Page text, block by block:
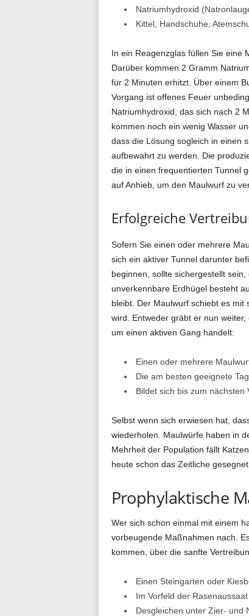
Natriumhydroxid
Kittel, Handschuhe,
In ein Reagenzglas füllen Sie eine
Darüber kommen 2 Gramm
für 2 Minuten erhitzt. Über einem
Vorgang ist offenes Feuer
Natriumhydroxid, das sich nach 2
kommen noch ein wenig Wasser
dass die Lösung sogleich in einen
aufbewahrt zu werden. Die
die in einen frequentierten Tunnel
auf Anhieb, um den Maulwurf zu
Erfolgreiche
Sofern Sie einen oder mehrere
sich ein aktiver Tunnel darunter
beginnen, sollte sichergestellt
unverkennbare Erdhügel besteht
bleibt. Der Maulwurf schiebt es mit
wird. Entweder gräbt er nun
um einen aktiven Gang handelt:
Einen oder mehrere
Die am besten geeignete
Bildet sich bis zum
Selbst wenn sich erwiesen hat,
wiederholen. Maulwürfe haben in
Mehrheit der Population fällt
heute schon das Zeitliche
Prophylaktische
Wer sich schon einmal mit einem
vorbeugende Maßnahmen nach.
kommen, über die sanfte
Einen Steingarten oder
Im Vorfeld der
Desgleichen unter Zier- und